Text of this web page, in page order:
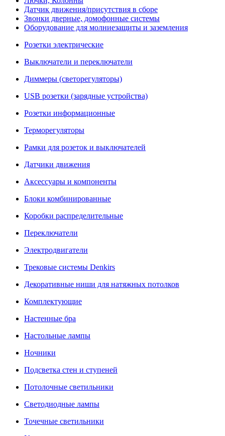
Датчик движения/присутствия в сборе
Звонки дверные, домофонные системы
Оборудование для молниезащиты и заземления
Розетки электрические
Выключатели и переключатели
Диммеры (светорегуляторы)
USB розетки (зарядные устройства)
Розетки информационные
Терморегуляторы
Рамки для розеток и выключателей
Датчики движения
Аксессуары и компоненты
Блоки комбинированные
Коробки распределительные
Переключатели
Электродвигатели
Трековые системы Denkirs
Декоративные ниши для натяжных потолков
Комплектующие
Настенные бра
Настольные лампы
Ночники
Подсветка стен и ступеней
Потолочные светильники
Светодиодные лампы
Точечные светильники